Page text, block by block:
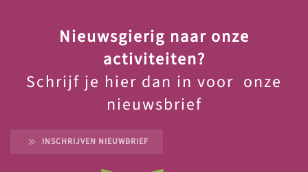
Nieuwsgierig naar onze
activiteiten?
Schrijf je hier dan in voor onze
nieuwsbrief
INSCHRIJVEN NIEUWBRIEF